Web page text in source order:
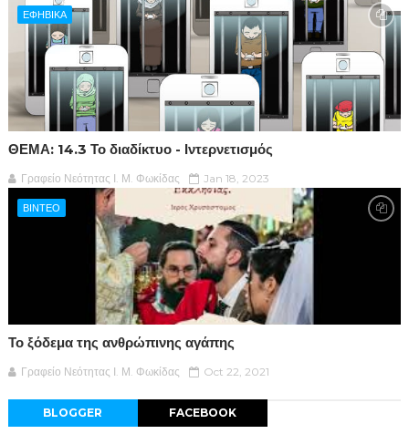
ΕΦΗΒΙΚΑ
ΘΕΜΑ: 14.3 Το διαδίκτυο - Ιντερνετισμός
Γραφείο Νεότητας Ι. Μ. Φωκίδας Jan 18, 2023
ΒΙΝΤΕΟ
Το ξόδεμα της ανθρώπινης αγάπης
Γραφείο Νεότητας Ι. Μ. Φωκίδας Oct 22, 2021
BLOGGER FACEBOOK